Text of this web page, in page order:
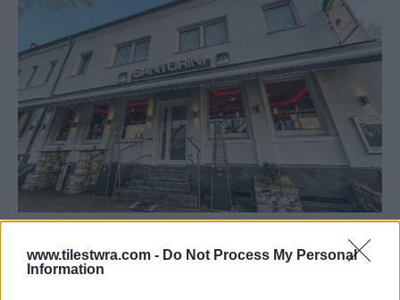
www.tilestwra.com - Do Not Process My Personal
Information